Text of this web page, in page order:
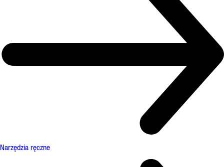
Narzędzia ręczne